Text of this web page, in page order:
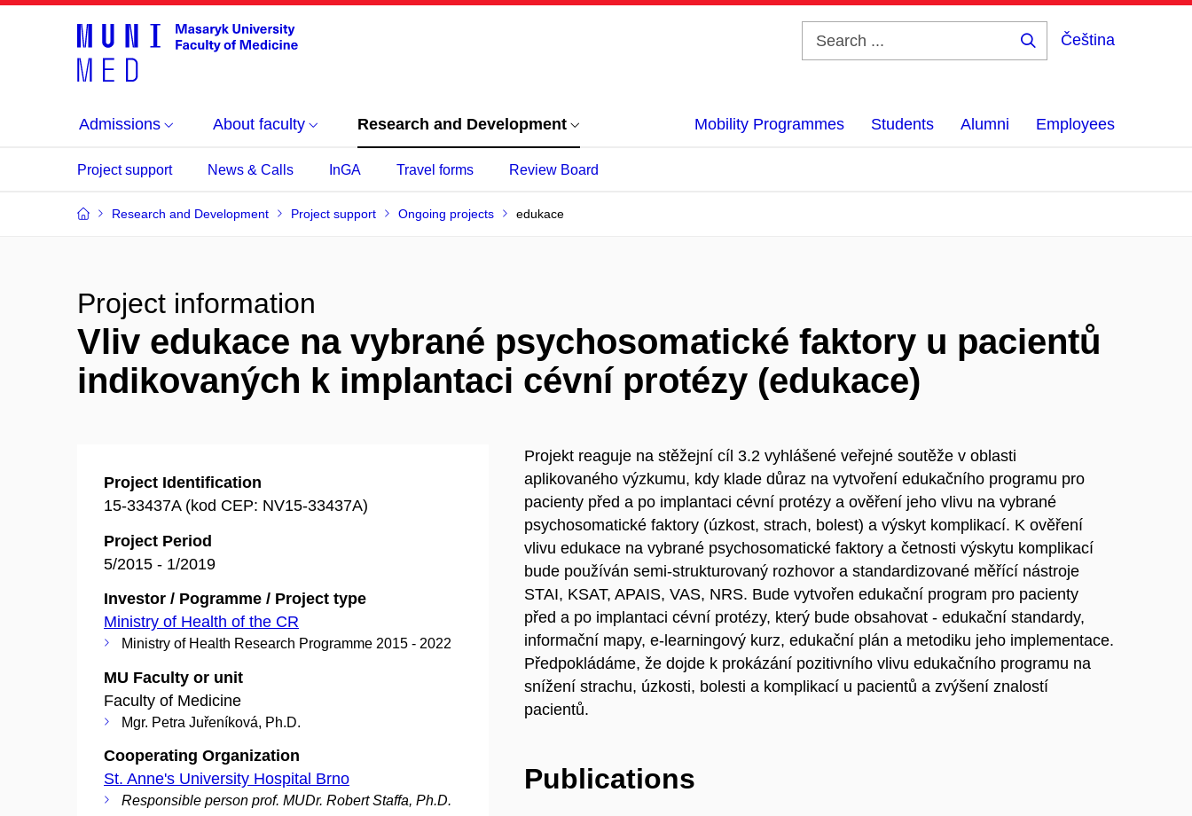
Čeština
Admissions About faculty Research and Development Mobility Programmes Students Alumni Employees
Project support News & Calls InGA Travel forms Review Board
Research and Development Project support Ongoing projects edukace
Project information
Vliv edukace na vybrané psychosomatické faktory u pacientů
indikovaných k implantaci cévní protézy (edukace)
Project Identification
15-33437A (kod CEP: NV15-33437A)
Project Period
5/2015 - 1/2019
Investor / Pogramme / Project type
Ministry of Health of the CR
Ministry of Health Research Programme 2015 - 2022
MU Faculty or unit
Faculty of Medicine
Mgr. Petra Juřeníková, Ph.D.
Cooperating Organization
St. Anne's University Hospital Brno
Responsible person prof. MUDr. Robert Staffa, Ph.D.
Projekt reaguje na stěžejní cíl 3.2 vyhlášené veřejné soutěže v oblasti
aplikovaného výzkumu, kdy klade důraz na vytvoření edukačního programu pro
pacienty před a po implantaci cévní protézy a ověření jeho vlivu na vybrané
psychosomatické faktory (úzkost, strach, bolest) a výskyt komplikací. K ověření
vlivu edukace na vybrané psychosomatické faktory a četnosti výskytu komplikací
bude používán semi-strukturovaný rozhovor a standardizované měřící nástroje
STAI, KSAT, APAIS, VAS, NRS. Bude vytvořen edukační program pro pacienty
před a po implantaci cévní protézy, který bude obsahovat - edukační standardy,
informační mapy, e-learningový kurz, edukační plán a metodiku jeho implementace.
Předpokládáme, že dojde k prokázání pozitivního vlivu edukačního programu na
snížení strachu, úzkosti, bolesti a komplikací u pacientů a zvýšení znalostí
pacientů.
Publications